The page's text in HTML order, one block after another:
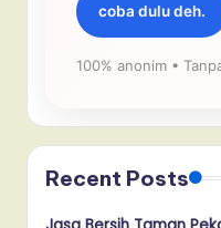
coba dulu deh.
100% anonim •
Recent Posts